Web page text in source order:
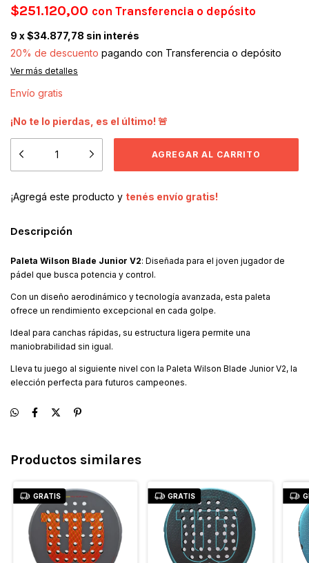
$251.120,00 con Transferencia o depósito
9 x$34.877,78 sin interés
20% de descuento pagando con Transferencia o depósito
Ver más detalles
Envío gratis
¡No te lo pierdas, es el último! 🚨
¡Agregá este producto y tenés envío gratis!
Descripción
Paleta Wilson Blade Junior V2: Diseñada para el joven jugador de
pádel que busca potencia y control.
Con un diseño aerodinámico y tecnología avanzada, esta paleta
ofrece un rendimiento excepcional en cada golpe.
Ideal para canchas rápidas, su estructura ligera permite una
maniobrabilidad sin igual.
Lleva tu juego al siguiente nivel con la Paleta Wilson Blade Junior V2, la
elección perfecta para futuros campeones.
Productos similares
GRATIS GRATIS